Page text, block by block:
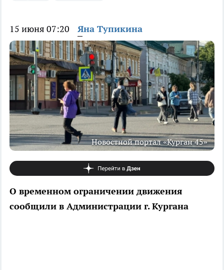
15 июня 07:20 Яна Тупикина
Новостной портал «Курган 45»
О временном ограничении движения
сообщили в Администрации г. Кургана